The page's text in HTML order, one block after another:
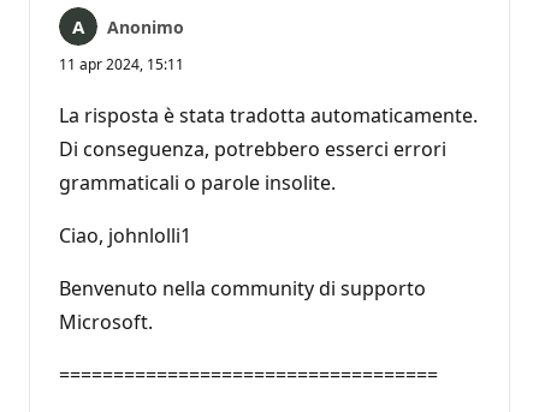
Anonimo
11 apr 2024, 15:11
La risposta è stata tradotta automaticamente.
Di conseguenza, potrebbero esserci errori
grammaticali o parole insolite.
Ciao, johnlolli1
Benvenuto nella community di supporto
Microsoft.
===================================